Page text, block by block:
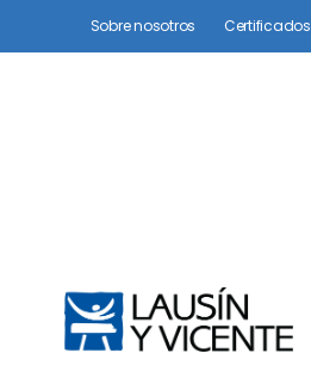
Sobre nosotros Certificados